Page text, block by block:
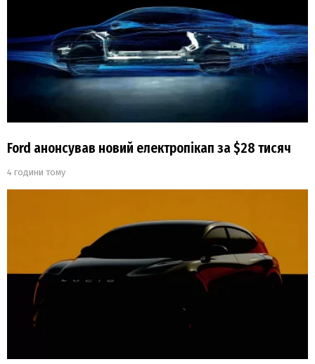
Ford анонсував новий електропікап за $28 тисяч
4 години тому